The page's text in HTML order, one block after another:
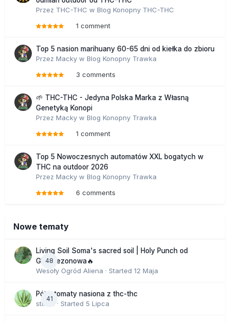
Przez THC-THC w Blog Konopny THC-THC
1 comment
Top 5 nasion marihuany 60-65 dni od kiełka do zbioru
Przez Macky w Blog Konopny Trawka
3 comments
🌱 THC-THC - Jedyna Polska Marka z Własną
Genetyką Konopi
Przez Macky w Blog Konopny Trawka
1 comment
Top 5 Nowoczesnych automatów XXL bogatych w
THC na outdoor 2026
Przez Macky w Blog Konopny Trawka
6 comments
Nowe tematy
48
Living Soil Soma's sacred soil | Holy Punch od
GHS sezonowa🔥
Wesoły Ogród Aliena · Started 12 Maja
41
Półautomaty nasiona z thc-thc
stix33 · Started 5 Lipca